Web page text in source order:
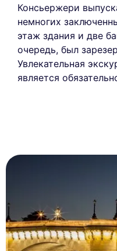
Консьержери
немногих
этаж здания и две
очередь, был
Увлекательная
является